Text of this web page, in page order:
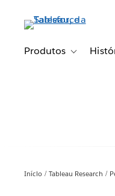
conteúdoProdutos Toggle sub-
Início Tableau Research